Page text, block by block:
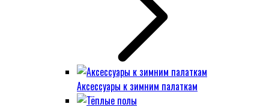
Аксессуары к зимним палаткам